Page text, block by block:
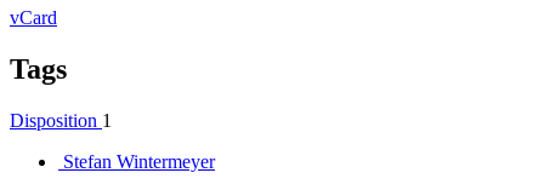
vCard
Tags
Disposition 1
Stefan Wintermeyer